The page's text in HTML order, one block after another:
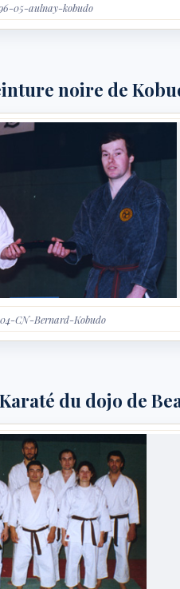
05-aulnay-kobudo
noire de
04-CN-Bernard-Kobudo
du dojo de